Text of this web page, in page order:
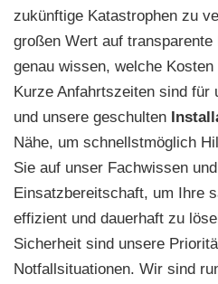
zukünftige Katastrophen zu
großen Wert auf
genau wissen, welche
Kurze Anfahrtszeiten sind für
und unsere geschulten
Nähe, um schnellstmöglich
Sie auf unser Fachwissen
Einsatzbereitschaft, um Ihre
effizient und dauerhaft zu
Sicherheit sind unsere
Notfallsituationen. Wir sind